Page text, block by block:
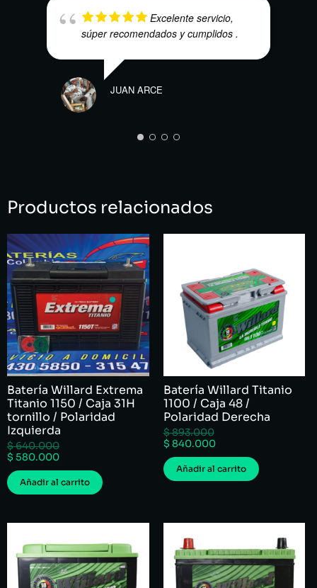
Excelente servicio,
súper recomendados y cumplidos .
JUAN ARCE
Productos relacionados
Batería Willard Extrema
Titanio 1150 / Caja 31H
tornillo / Polaridad
Izquierda
$640.000
$ 580.000
Añadir al carrito
Batería Willard Titanio
1100 / Caja 48 /
Polaridad Derecha
$893.000
$ 840.000
Añadir al carrito